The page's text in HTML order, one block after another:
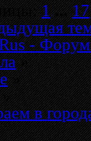
1 ...17
- Форум
»
»
в